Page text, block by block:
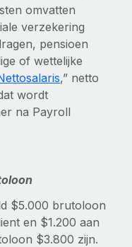
en beheren
uitbesteden
voor je team
onze MCP
voor groeiende
voor
omvatten
verzekering
pensioen
of wettelijke
,” netto
wordt
na Payroll
$5.000 brutoloon
en $1.200 aan
$3.800 zijn.